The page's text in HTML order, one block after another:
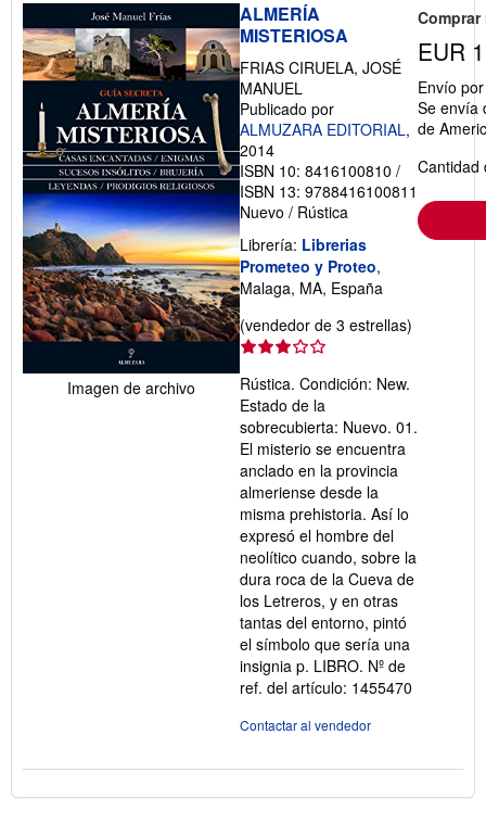
Imagen de archivo
ALMERÍA
MISTERIOSA
FRIAS CIRUELA, JOSÉ
MANUEL
Publicado por
ALMUZARA EDITORIAL,
2014
ISBN 10: 8416100810 /
ISBN 13: 9788416100811
Nuevo / Rústica
Librería: Librerias
Prometeo y Proteo,
Malaga, MA, España
(vendedor de 3 estrellas)
5
Rústica. Condición: New.
Estado de la
sobrecubierta: Nuevo. 01.
El misterio se encuentra
anclado en la provincia
almeriense desde la
misma prehistoria. Así lo
expresó el hombre del
neolítico cuando, sobre la
dura roca de la Cueva de
los Letreros, y en otras
tantas del entorno, pintó
el símbolo que sería una
insignia p. LIBRO. Nº de
ref. del artículo: 1455470
Contactar al vendedor
EUR
Envío
Se envía
de
Cantidad